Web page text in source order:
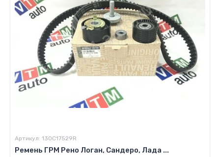
Артикул: 130C17529R
Ремень ГРМ Рено Логан, Сандеро, Лада ...